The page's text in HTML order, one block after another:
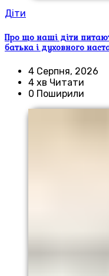
Діти
Про що наші діти
батька і духовного
4 Серпня, 2026
4 хв Читати
0 Поширили